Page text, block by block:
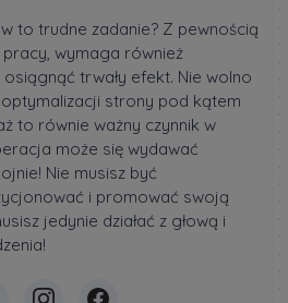
to trudne zadanie? Z pewnością
pracy, wymaga również
trwały efekt. Nie wolno
strony pod kątem
to równie ważny czynnik w
może się wydawać
Nie musisz być
i promować swoją
jedynie działać z głową i